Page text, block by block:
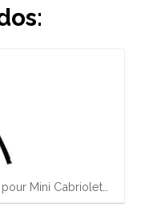
Mini Cabriolet…